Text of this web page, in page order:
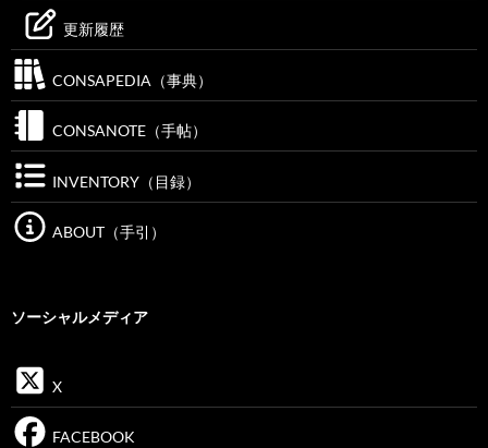
更新履歴
CONSAPEDIA（事典）
CONSANOTE（手帖）
INVENTORY（目録）
ABOUT（手引）
ソーシャルメディア
X
FACEBOOK